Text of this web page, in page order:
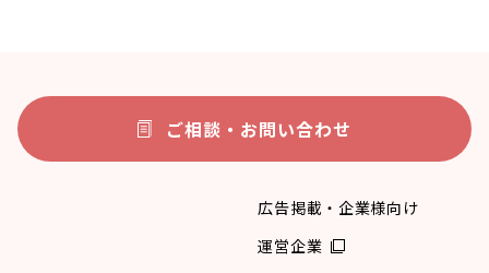
ご相談・お問い合わせ
広告掲載・企業様向け
運営企業